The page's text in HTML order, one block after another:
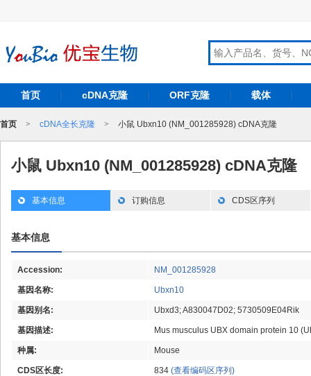
首页 cDNA克隆 ORF克隆 载体
首页 > cDNA全长克隆 > 小鼠 Ubxn10 (NM_001285928) cDNA克隆
小鼠 Ubxn10 (NM_001285928) cDNA克隆
基本信息 订购信息 CDS区序列
基本信息
Accession: NM_001285928
基因名称: Ubxn10
基因别名: Ubxd3; A830047D02; 5730509E04Rik
基因描述: Mus musculus UBX domain protein 10
种属: Mouse
CDS区长度: 834 (查看编码区序列)